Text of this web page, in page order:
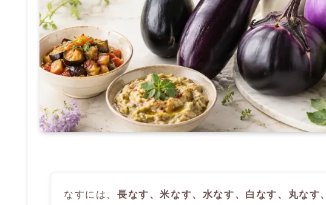
なすには、 長なす、米なす、水なす、白なす、丸なす